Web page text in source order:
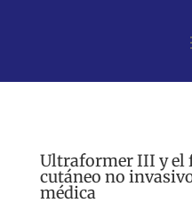
Ultraformer III y el
cutáneo no
médica